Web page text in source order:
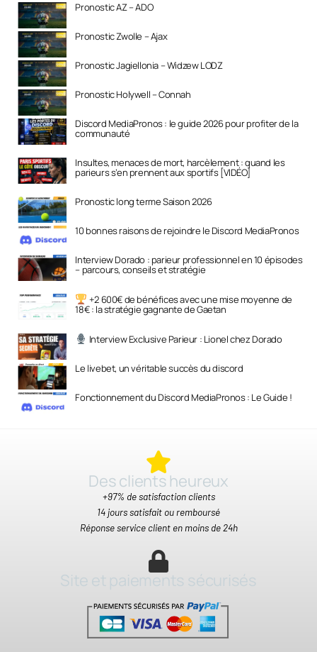
Pronostic AZ – ADO
Pronostic Zwolle – Ajax
Pronostic Jagiellonia – Widzew LODZ
Pronostic Holywell – Connah
Discord MediaPronos : le guide 2026 pour profiter de la
communauté
Insultes, menaces de mort, harcèlement : quand les
parieurs s’en prennent aux sportifs [VIDÉO]
Pronostic long terme Saison 2026
10 bonnes raisons de rejoindre le Discord MediaPronos
Interview Dorado : parieur professionnel en 10 épisodes
– parcours, conseils et stratégie
+2 600€ de bénéfices avec une mise moyenne de
18€ : la stratégie gagnante de Gaetan
Interview Exclusive Parieur : Lionel chez Dorado
Le livebet, un véritable succès du discord
Fonctionnement du Discord MediaPronos : Le Guide !
Des clients heureux​
+97% de satisfaction clients
14 jours satisfait ou remboursé
Réponse service client en moins de 24h
Site et paiements sécurisés